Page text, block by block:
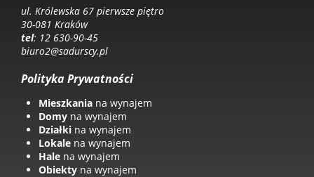
ul. Królewska 67 pierwsze piętro
30-081 Kraków
tel: 12 630-90-45
biuro2@sadurscy.pl
Polityka Prywatności
Mieszkania na wynajem
Domy na wynajem
Działki na wynajem
Lokale na wynajem
Hale na wynajem
Obiekty na wynajem